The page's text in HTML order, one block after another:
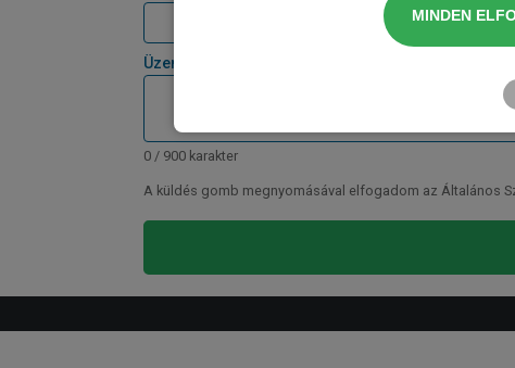
MINDEN
Üzenet
0 / 900 karakter
A küldés gomb megnyomásával elfogadom az Általános